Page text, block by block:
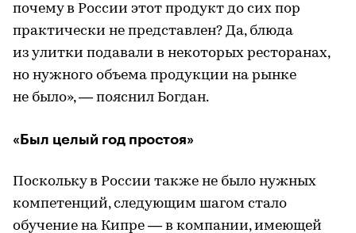
почему в России этот продукт до сих пор
практически не представлен? Да, блюда
из улитки подавали в некоторых ресторанах,
но нужного объема продукции на рынке
не было», — пояснил Богдан.
«Был целый год простоя»
Поскольку в России также не было нужных
компетенций, следующим шагом стало
обучение на Кипре — в компании, имеющей